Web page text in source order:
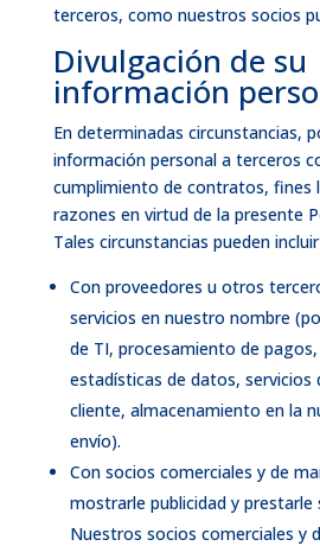
terceros, como nuestros socios
Divulgación de su
información
En determinadas circunstancias,
información personal a terceros
cumplimiento de contratos, fines
razones en virtud de la presente
Tales circunstancias pueden
Con proveedores u otros
servicios en nuestro nombre
de TI, procesamiento de
estadísticas de datos, servicios
cliente, almacenamiento en la
envío).
Con socios comerciales y de
mostrarle publicidad y prestarle
Nuestros socios comerciales y